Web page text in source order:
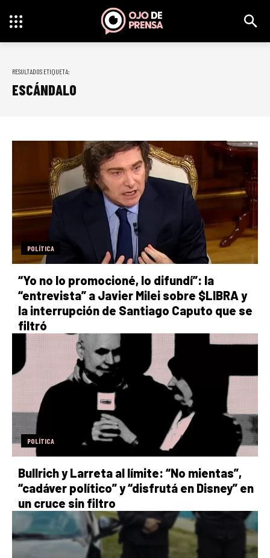
RESULTADOS ETIQUETA:
ESCÁNDALO
POLÍTICA
“Yo no lo promocioné, lo difundí”: la
“entrevista” a Javier Milei sobre $LIBRA y
la interrupción de Santiago Caputo que se
filtró
POLÍTICA
Bullrich y Larreta al límite: “No mientas”,
“cadáver político” y “disfrutá en Disney” en
un cruce sin filtro